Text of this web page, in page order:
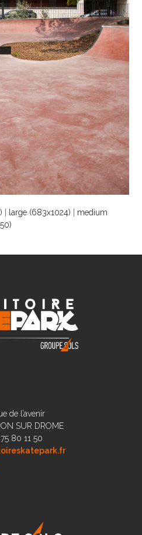
large (683x1024)
medium
de l’avenir
SUR DROME
80 11 50